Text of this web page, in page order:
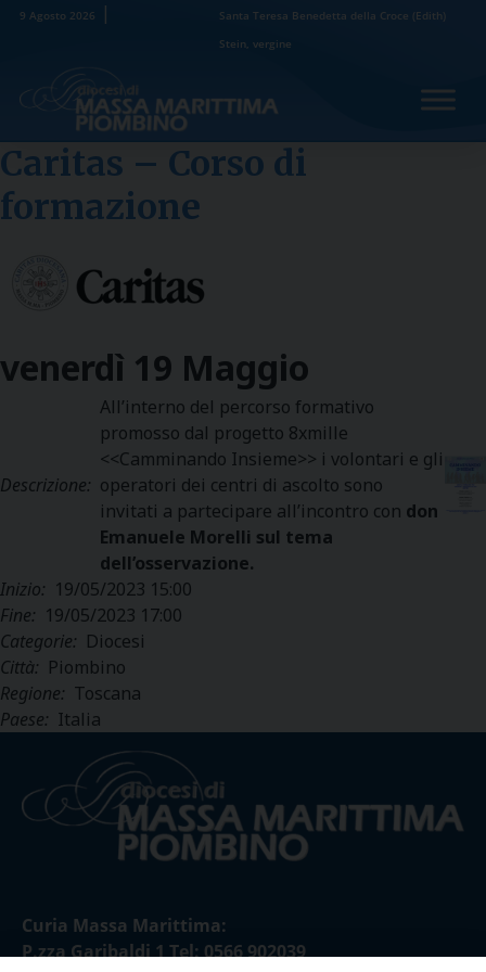
Skip9 Agosto 2026
Santa Teresa Benedetta della Croce (Edith)
Stein, vergine
Caritas – Corso di
formazione
venerdì 19 Maggio
Descrizione:
All’interno del percorso formativo
promosso dal progetto 8xmille
<<Camminando Insieme>> i volontari e gli
operatori dei centri di ascolto sono
invitati a partecipare all’incontro con don
Emanuele Morelli sul tema
dell’osservazione.
Inizio: 19/05/2023 15:00
Fine: 19/05/2023 17:00
Categorie: Diocesi
Città: Piombino
Regione: Toscana
Paese: Italia
Curia Massa Marittima:
P.zza Garibaldi 1 Tel: 0566 902039